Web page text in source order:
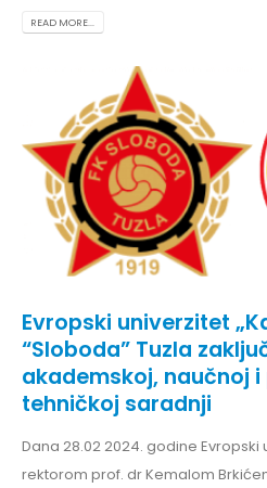
READ MORE...
Evropski univerzitet
“Sloboda” Tuzla
akademskoj, naučnoj
tehničkoj saradnji
Dana 28.02 2024. godine Evropski
rektorom prof. dr Kemalom